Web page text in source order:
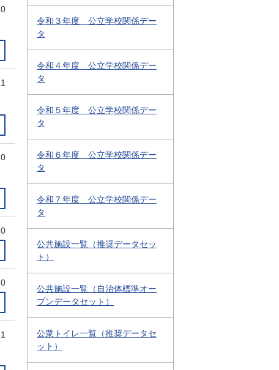
0
1
0
0
0
1
令和３年度 公立学校関係デー
タ
令和４年度 公立学校関係デー
タ
令和５年度 公立学校関係デー
タ
令和６年度 公立学校関係デー
タ
令和７年度 公立学校関係デー
タ
公共施設一覧（推奨データセッ
ト）
公共施設一覧（自治体標準オー
プンデータセット）
公衆トイレ一覧（推奨データセ
ット）